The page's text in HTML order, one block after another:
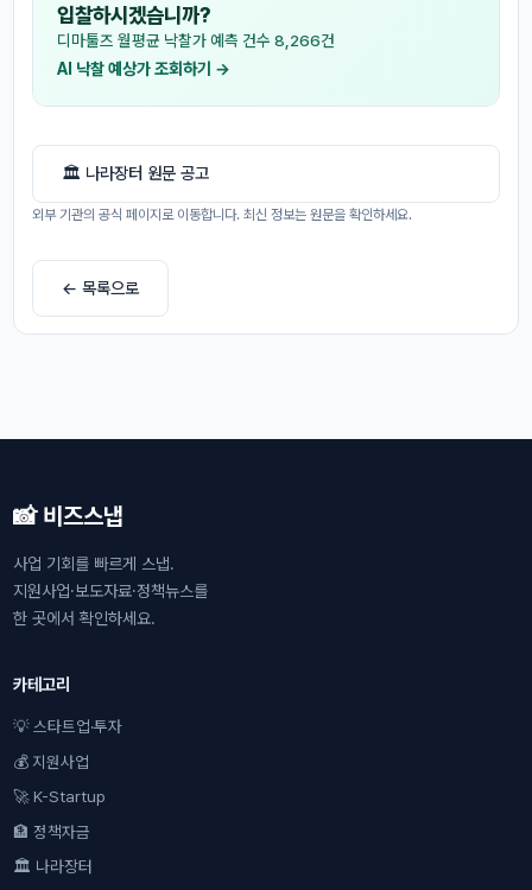
입찰하시겠습니까?
디마툴즈 월평균 낙찰가 예측 건수 8,266건
AI 낙찰 예상가 조회하기 →
🏛 나라장터 원문 공고
외부 기관의 공식 페이지로 이동합니다. 최신 정보는 원문을 확인하세요.
← 목록으로
📸 비즈스냅
사업 기회를 빠르게 스냅.
지원사업·보도자료·정책뉴스를
한 곳에서 확인하세요.
카테고리
💡 스타트업·투자
💰 지원사업
🚀 K-Startup
🏦 정책자금
🏛 나라장터